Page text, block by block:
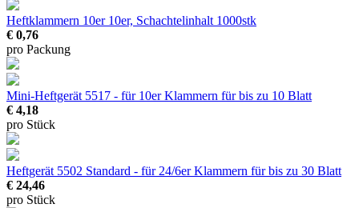
Heftklammern 10er 10er, Schachtelinhalt 1000stk
€ 0,76
pro Packung
Mini-Heftgerät 5517 - für 10er Klammern für bis zu 10 Blatt
€ 4,18
pro Stück
Heftgerät 5502 Standard - für 24/6er Klammern für bis zu 30 Blatt
€ 24,46
pro Stück